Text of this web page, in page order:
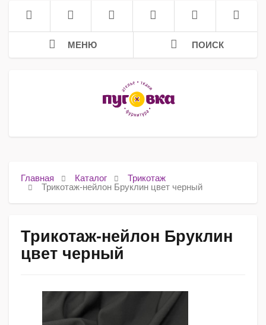
МЕНЮ ПОИСК
Главная Каталог
Трикотаж
Трикотаж-нейлон Бруклин цвет черный
Трикотаж-нейлон Бруклин
цвет черный